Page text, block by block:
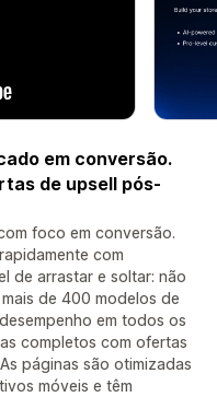
em conversão.
de upsell pós-
foco em conversão.
com
de arrastar e soltar: não
de 400 modelos de
em todos os
completos com ofertas
páginas são otimizadas
móveis e têm